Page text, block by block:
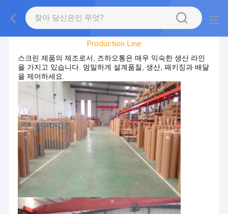
공장 견학
Production Line
스크린 제품의 제조로서, 즈하오통은 매우 익숙한 생산 라인
을 가지고 있습니다. 엄밀하게 설계품질, 생산, 패키징과 배달
을 제어하세요.